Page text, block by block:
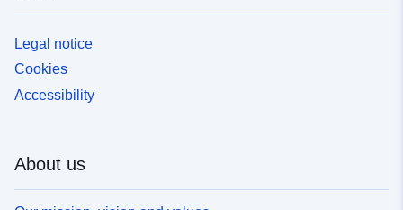
Legal notice
Cookies
Accessibility
About us